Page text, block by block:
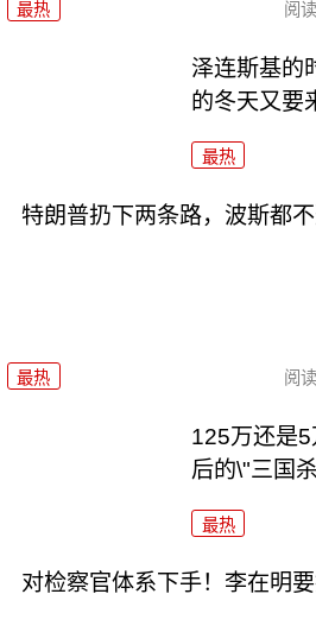
最热 阅读
泽连斯基的
的冬天又要
最热
特朗普扔下两条路，波斯都
最热 阅读
125万还是
后的\"三国
最热
对检察官体系下手！李在明